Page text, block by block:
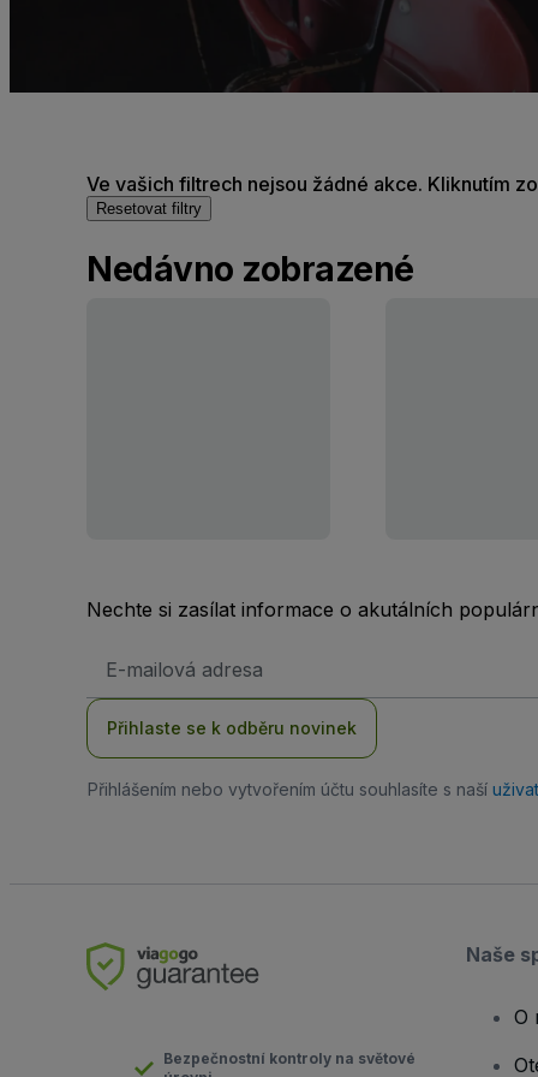
Ve vašich filtrech nejsou žádné akce. Kliknutím
Resetovat filtry
Nedávno zobrazené
Nechte si zasílat informace o akutálních
adresa
Přihlaste se k odběru novinek
Přihlášením nebo vytvořením účtu souhlasíte s naší
Bezpečnostní kontroly na světové
Naše
O